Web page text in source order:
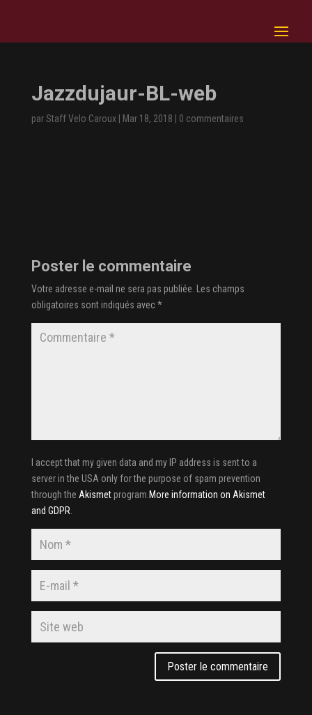
Jazzdujaur-BL-web
parStaff Velo Caroux| Mar 18, 2018 0 commentaires
Poster le commentaire
Votre adresse e-mail ne sera pas publiée.
Les champs
obligatoires sont indiqués avec*
I accept that my given data and my IP address is sent to a
server in the USA only for the purpose of spam prevention
through the Akismetprogram. More information on Akismet
and GDPR